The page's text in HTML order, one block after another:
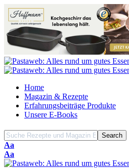
Home
Magazin & Rezepte
Erfahrungsbeiträge Produkte
Unsere E-Books
Font
Resizer
Aa
Font
Resizer
Aa